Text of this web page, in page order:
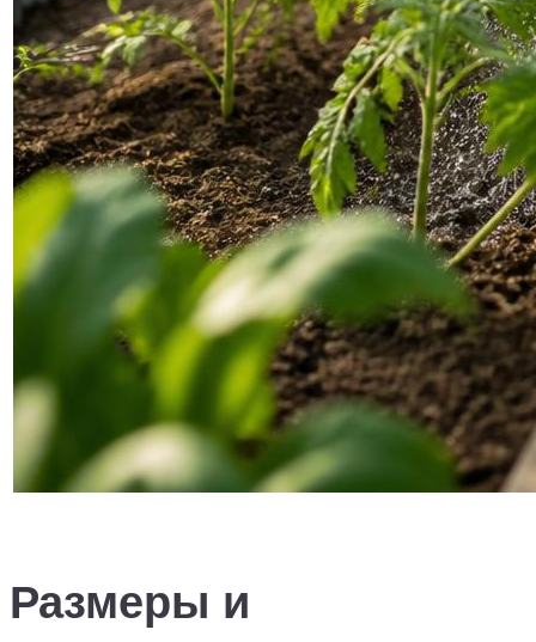
Размеры и